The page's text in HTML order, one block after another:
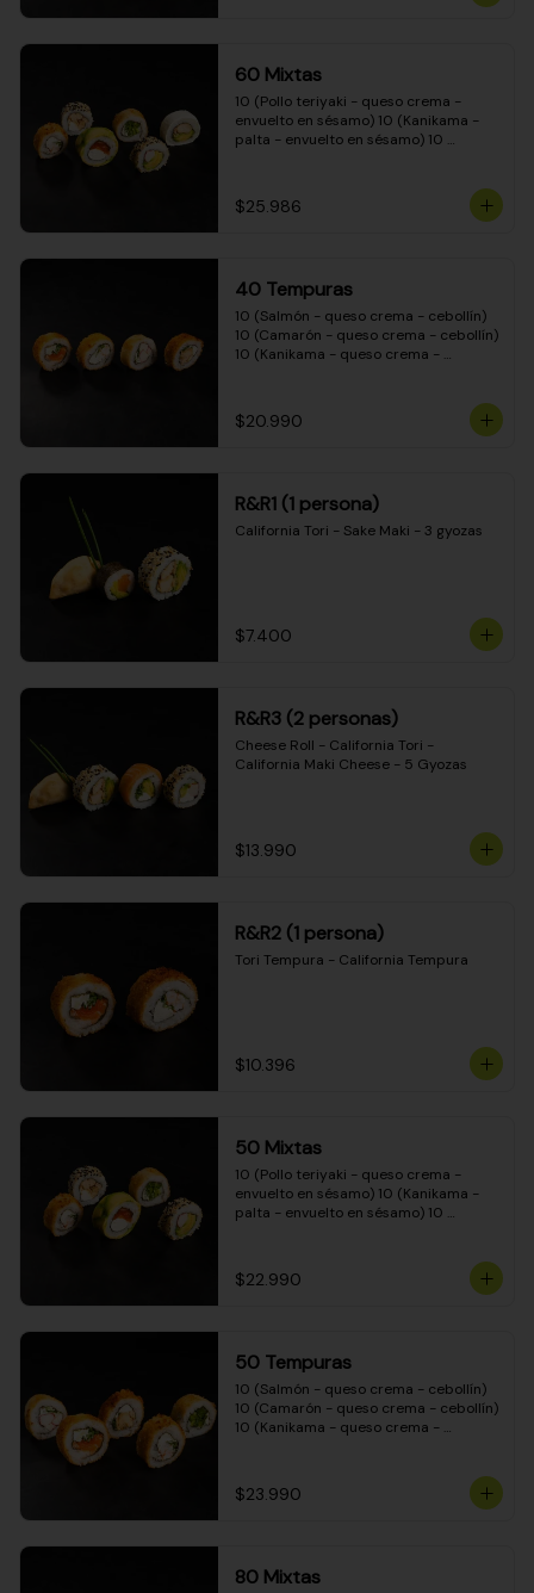
(Pimentón - queso crema - cebollín -
envuelto en masa tempura)
60 Mixtas
10 (Pollo teriyaki - queso crema -
envuelto en sésamo) 10 (Kanikama -
palta - envuelto en sésamo) 10
envuelto en queso crema) 10
(Camarón - queso crema - cebollín -
$25.986
40 Tempuras
10 (Salmón - queso crema - cebollín)
10 (Camarón - queso crema - cebollín)
10 (Kanikama - queso crema -
$20.990
R&R1 (1 persona)
California Tori - Sake Maki - 3 gyozas
$7.400
R&R3 (2 personas)
Cheese Roll - California Tori -
California Maki Cheese - 5 Gyozas
$13.990
R&R2 (1 persona)
Tori Tempura - California Tempura
$10.396
50 Mixtas
10 (Pollo teriyaki - queso crema -
envuelto en sésamo) 10 (Kanikama -
palta - envuelto en sésamo) 10
cebollín - envuelto en masa tempura)
10 (Pimentón - queso crema - cebollín
$22.990
50 Tempuras
10 (Salmón - queso crema - cebollín)
10 (Camarón - queso crema - cebollín)
10 (Kanikama - queso crema -
crema - cebollín)
$23.990
80 Mixtas